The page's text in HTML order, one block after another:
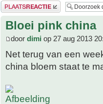
Plaats een reactie
Bloei pink china
door dimi op 27 aug 2013
Net terug van een
china bloem staat te